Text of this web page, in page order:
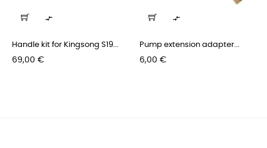

Handle kit for Kingsong S19...
Pris
69,00 €

Pump extension adapter...
Pris
6,00 €